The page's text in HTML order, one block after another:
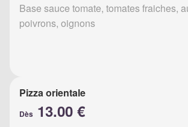
Base sauce tomate, tomates fraiches,
poivrons, oignons
Pizza orientale
Dès 13.00 €